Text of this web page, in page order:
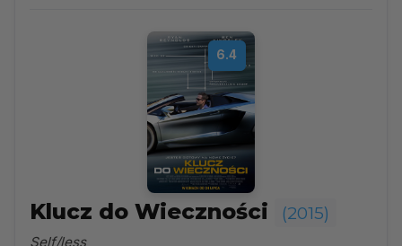
6.4
Klucz do Wieczności (2015)
Self/less